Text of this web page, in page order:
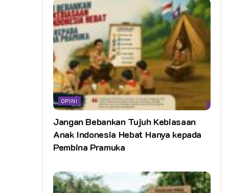
OPINI
Jangan Bebankan Tujuh Kebiasaan
Anak Indonesia Hebat Hanya kepada
Pembina Pramuka